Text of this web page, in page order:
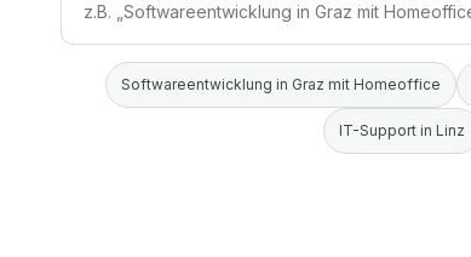
Softwareentwicklung in Graz mit Homeoffice
IT-Support in Linz